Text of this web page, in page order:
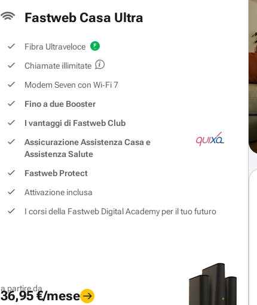
Fastweb Casa Ultra
Fibra Ultraveloce
Chiamate illimitate
Modem Seven con Wi‑Fi 7
Fino a due Booster
I vantaggi di Fastweb Club
Assicurazione Assistenza Casa e
Assistenza Salute
Fastweb Protect
Attivazione inclusa
I corsi della Fastweb Digital Academy per il tuo futuro
a partire da
36,95 €/mese